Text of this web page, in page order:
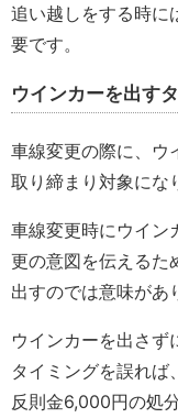
追い越しをする時に
要です。
ウインカーを出す
車線変更の際に、ウ
取り締まり対象にな
車線変更時にウイン
更の意図を伝えるた
出すのでは意味があ
ウインカーを出さず
タイミングを誤れば
反則金6,000円の処